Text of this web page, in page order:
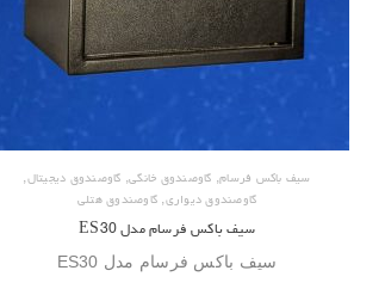
سیف باکس فرسام, گاوصندوق خانگی, گاوصندوق دیجیتال,
گاوصندوق دیواری, گاوصندوق هتلی
سیف باکس فرسام مدل ES30
سیف باکس فرسام مدل ES30